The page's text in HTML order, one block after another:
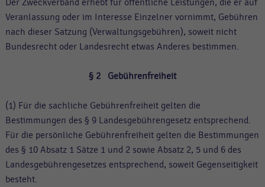
Der Zweckverband erhebt für öffentliche Leistungen, die er auf
Veranlassung oder im Interesse Einzelner vornimmt, Gebühren
nach dieser Satzung (Verwaltungsgebühren), soweit nicht
Bundesrecht oder Landesrecht etwas Anderes bestimmen.
§ 2 Gebührenfreiheit
(1) Für die sachliche Gebührenfreiheit gelten die
Bestimmungen des § 9 Landesgebührengesetz entsprechend.
Für die persönliche Gebührenfreiheit gelten die Bestimmungen
des § 10 Absatz 1 Sätze 1 und 2 sowie Absatz 2, 5 und 6 des
Landesgebührengesetzes entsprechend, soweit Gegenseitigkeit
besteht.